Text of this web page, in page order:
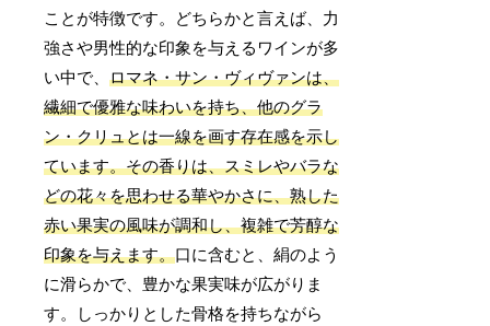
ことが特徴です。どちらかと言えば、力
強さや男性的な印象を与えるワインが多
い中で、ロマネ・サン・ヴィヴァンは、
繊細で優雅な味わいを持ち、他のグラ
ン・クリュとは一線を画す存在感を示し
ています。その香りは、スミレやバラな
どの花々を思わせる華やかさに、熟した
赤い果実の風味が調和し、複雑で芳醇な
印象を与えます。口に含むと、絹のよう
に滑らかで、豊かな果実味が広がりま
す。しっかりとした骨格を持ちながら